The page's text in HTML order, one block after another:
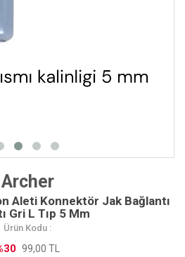
Archer
Aleti Konnektör Jak Bağlantı
Gri L Tıp 5 Mm
Ürün Kodu :
99,00 TL